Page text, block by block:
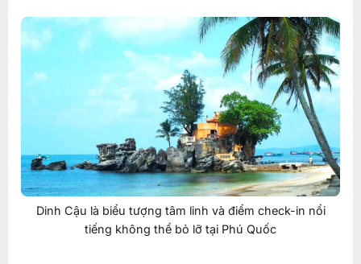
Dinh Cậu là biểu tượng tâm linh và điểm check-in nổi
tiếng không thể bỏ lỡ tại Phú Quốc